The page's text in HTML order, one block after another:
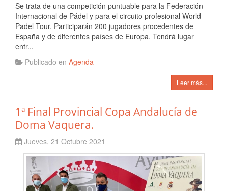
Se trata de una competición puntuable para la Federación
Internacional de Pádel y para el circuito profesional World
Padel Tour. Participarán 200 jugadores procedentes de
España y de diferentes países de Europa. Tendrá lugar
entr...
Publicado en Agenda
Leer más...
1ª Final Provincial Copa Andalucía de
Doma Vaquera.
Jueves, 21 Octubre 2021